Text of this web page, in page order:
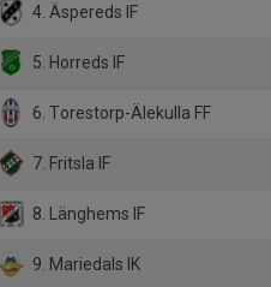
4. Äspereds IF
5. Horreds IF
6. Torestorp-Älekulla FF
7. Fritsla IF
8. Länghems IF
9. Mariedals IK